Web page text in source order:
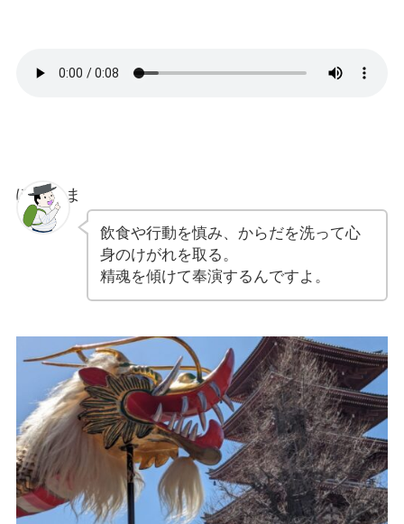
ぽちゃま
飲食や行動を慎み、からだを洗って心
身のけがれを取る。
精魂を傾けて奉演するんですよ。